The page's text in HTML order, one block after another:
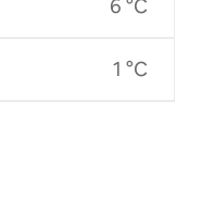
6 °C
1 °C